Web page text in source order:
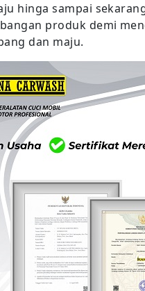
hinga sampai
produk demi
dan maju.